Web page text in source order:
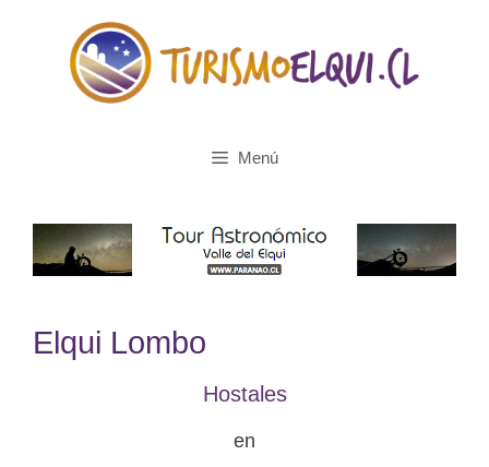
contenido
Menú
Elqui Lombo
Hostales
en